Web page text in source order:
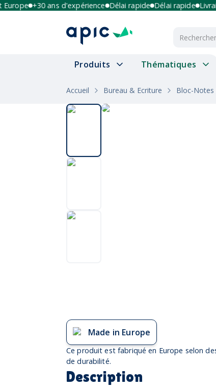
+30 ans d'expérience Délai rapide Délai rapide
Produits Thématiques
Accueil Bureau & Ecriture Bloc-Notes
Made in Europe
Ce produit est fabriqué en Europe selon
de durabilité.
Description